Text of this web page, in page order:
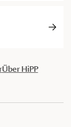
Über HiPP